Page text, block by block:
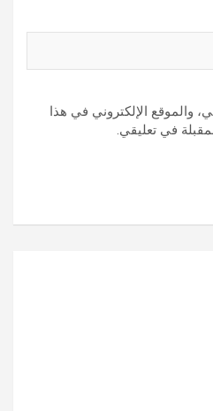
والموقع الإلكتروني في هذا
في تعليقي.